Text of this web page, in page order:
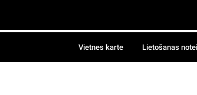
Vietnes karte Lietošanas